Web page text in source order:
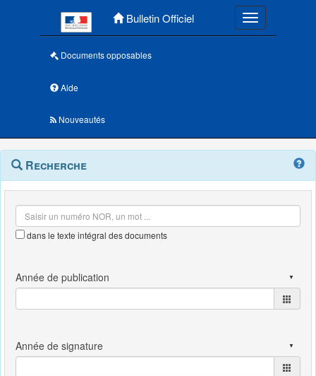
Bulletin Officiel Toggle
Documents opposables
Aide
Nouveautés
Navigation
outils
Menu
contextuel
Recherche
dans le texte intégral des documents